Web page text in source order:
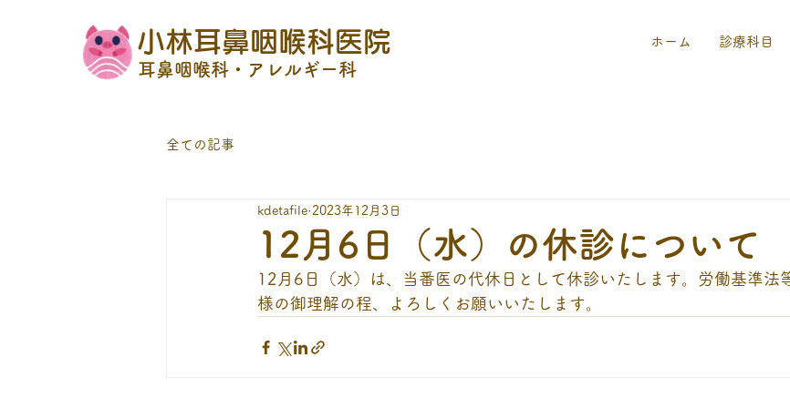
小林耳鼻咽喉科医院
耳鼻咽喉科・アレルギー科
ホーム 診療科目
全ての記事
12月6日（水）の休診について
kdetafile 2023年12月3日
12月6日（水）は、当番医の代休日として休診いたします。労働基準法
様の御理解の程、よろしくお願いいたします。